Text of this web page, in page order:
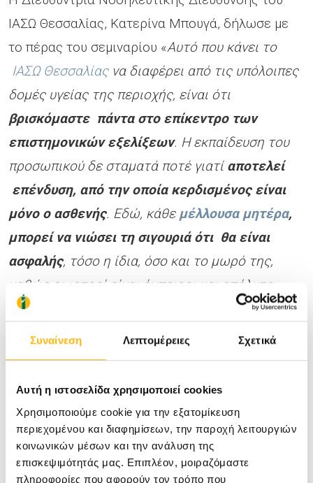
Συναίνεση Λεπτομέρειες Σχετικά
Αυτή η ιστοσελίδα χρησιμοποιεί cookies
Χρησιμοποιούμε cookie για την εξατομίκευση
περιεχομένου και διαφημίσεων, την παροχή λειτουργιών
κοινωνικών μέσων και την ανάλυση της
επισκεψιμότητάς μας. Επιπλέον, μοιραζόμαστε
πληροφορίες που αφορούν τον τρόπο που
ΙΑΣΩ Θεσσαλίας, Κατερίνα Μπουγά, δήλωσε με
το πέρας του σεμιναρίου «Αυτό που κάνει το
ΙΑΣΩ Θεσσαλίαςνα διαφέρει από τις υπόλοιπες
δομές υγείας της περιοχής, είναι ότι
βρισκόμαστε πάντα στο επίκεντρο των
επιστημονικών εξελίξεων. Η εκπαίδευση του
προσωπικού δε σταματά ποτέ γιατί αποτελεί
επένδυση, από την οποία κερδισμένος είναι
μόνο ο ασθενής. Εδώ, κάθε μέλλουσα μητέρα,
μπορεί να νιώσει τη σιγουριά ότι θα είναι
ασφαλής, τόσο η ίδια, όσο και το μωρό της,
καθώς οι ιατροί είναι έμπειροι και απόλυτα
καταρτισμένοι και οι μαίες μας είναι
πιστοποιημένες και προετοιμασμένες να
αντιμετωπίσουν με επιτυχία,